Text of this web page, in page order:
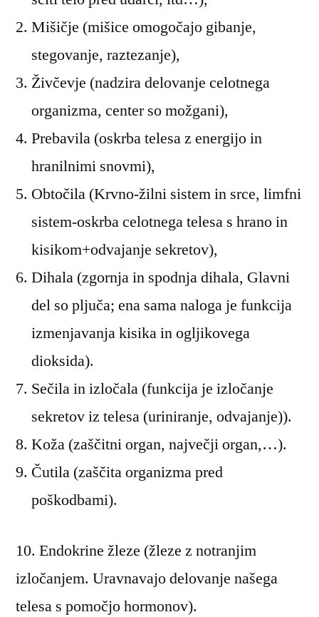
Mišičje (mišice omogočajo gibanje,
stegovanje, raztezanje),
Živčevje (nadzira delovanje celotnega
organizma, center so možgani),
Prebavila (oskrba telesa z energijo in
hranilnimi snovmi),
Obtočila (Krvno-žilni sistem in srce, limfni
sistem-oskrba celotnega telesa s hrano in
kisikom+odvajanje sekretov),
Dihala (zgornja in spodnja dihala, Glavni
del so pljuča; ena sama naloga je funkcija
izmenjavanja kisika in ogljikovega
dioksida).
Sečila in izločala (funkcija je izločanje
sekretov iz telesa (uriniranje, odvajanje)).
Koža (zaščitni organ, največji organ,…).
Čutila (zaščita organizma pred
poškodbami).
10. Endokrine žleze (žleze z notranjim
izločanjem. Uravnavajo delovanje našega
telesa s pomočjo hormonov).